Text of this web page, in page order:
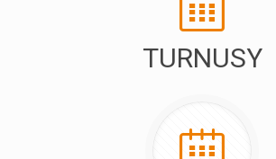
TURNUSY